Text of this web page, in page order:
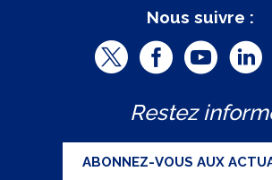
Nous suivre :
T
i
t
F
c
e
Y
u
t
Restez
ABONNEZ-VOUS AUX